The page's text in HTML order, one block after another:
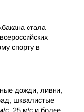
стала
спорту в
дожди, ливни,
шквалистые
с, 25 м/с и более